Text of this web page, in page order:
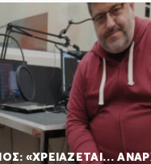
«ΧΡΕΙΑΖΕΤΑΙ…